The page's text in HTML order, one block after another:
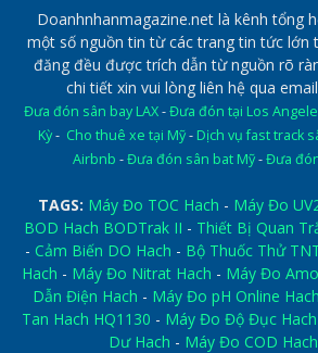
Doanhnhanmagazine.net là kênh tổng
một số nguồn tin từ các trang tin tức lớn
đăng đều được trích dẫn từ nguồn rõ
chi tiết xin vui lòng liên hệ qua
Đưa đón sân bay LAX-Đưa đón tại Los
Kỳ- Cho thuê xe tại Mỹ- Dịch vụ fast track
Airbnb -Đưa đón sân bat Mỹ-Đưa
TAGS: Máy Đo TOC Hach - Máy Đo
BOD Hach BODTrak II - Thiết Bị Quan
- Cảm Biến DO Hach - Bộ Thuốc Thử
Hach - Máy Đo Nitrat Hach - Máy Đo
Dẫn Điện Hach - Máy Đo pH Online Hach
Tan Hach HQ1130 - Máy Đo Độ Đục
Dư Hach - Máy Đo COD